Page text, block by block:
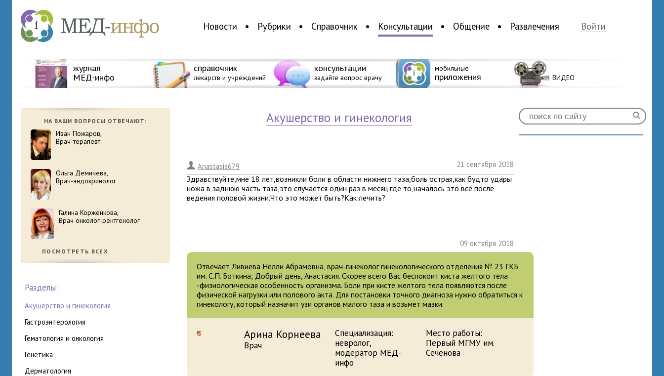
Новости Рубрики Справочник Консультации Общение Развлечения Войти
журнал
МЕД-инфо
справочник
лекарств и учреждений
консультации
задайте вопрос врачу
мобильные
приложения ВИДЕО
НА ВАШИ ВОПРОСЫ ОТВЕЧАЮТ:
Иван Пожаров,
Врач-терапевт
Ольга Демичева,
Врач-эндокринолог
Галина Корженкова,
Врач онколог-рентгенолог
ПОСМОТРЕТЬ ВСЕХ
Разделы:
акушерство и гинекология
гастроэнтерология
гематология и онкология
генетика
дерматология
акушерство и гинекология
. Anastasia679 21 сентября 2018
Здравствуйте,мне 18 лет,возникли боли в области нижнего таза,боль острая,как будто удары
ножа в заднюю часть таза,это случается один раз в месяц где то,началось это все после
ведения половой жизни.Что это может быть?Как лечить?
09 октября 2018
Отвечает Ливиева Нелли Абрамовна, врач-гинеколог гинекологического отделения № 23 ГКБ
им. С.П. Боткина; Добрый день, Анастасия. Скорее всего Вас беспокоит киста желтого тела
-физиологическая особенность организма. Боли при кисте желтого тела появляются после
физической нагрузки или полового акта. Для постановки точного диагноза нужно обратиться к
гинекологу, который назначит узи органов малого таза и возьмет мазки.
Арина Корнеева
Врач
Специализация:
невролог,
модератор МЕД-
инфо
Место работы:
Первый МГМУ им.
Сеченова